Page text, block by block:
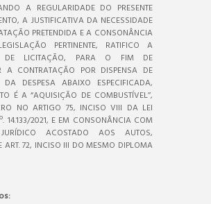
A REGULARIDADE DO PRESENTE
A JUSTIFICATIVA DA NECESSIDADE
PRETENDIDA E A CONSONÂNCIA
PERTINENTE, RATIFICO A
DE LICITAÇÃO, PARA O FIM DE
A CONTRATAÇÃO POR DISPENSA DE
DA DESPESA ABAIXO ESPECIFICADA,
É A “AQUISIÇÃO DE COMBUSTÍVEL’’,
NO ARTIGO 75, INCISO VIII DA LEI
14.133/2021, E EM CONSONÂNCIA COM
JURÍDICO ACOSTADO AOS AUTOS,
ART. 72, INCISO III DO MESMO DIPLOMA